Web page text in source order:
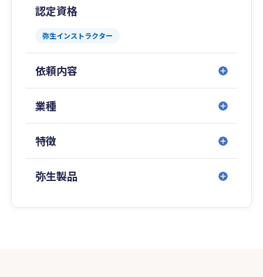
認定資格
弥生インストラクター
依頼内容
業種
特徴
弥生製品